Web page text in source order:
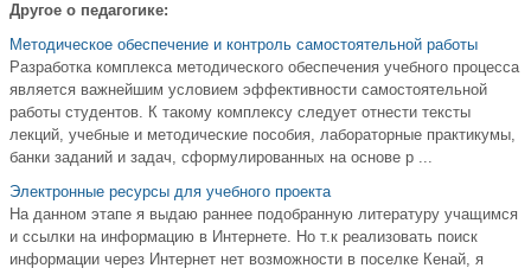
Другое о педагогике:
Методическое обеспечение и контроль самостоятельной работы
Разработка комплекса методического обеспечения учебного процесса
является важнейшим условием эффективности самостоятельной
работы студентов. К такому комплексу следует отнести тексты
лекций, учебные и методические пособия, лабораторные практикумы,
банки заданий и задач, сформулированных на основе р ...
Электронные ресурсы для учебного проекта
На данном этапе я выдаю раннее подобранную литературу учащимся
и ссылки на информацию в Интернете. Но т.к реализовать поиск
информации через Интернет нет возможности в поселке Кенай, я